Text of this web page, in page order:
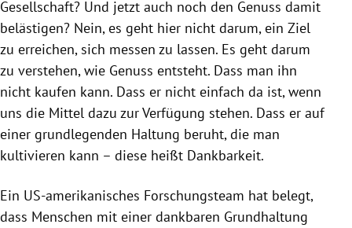
Gesellschaft? Und jetzt auch noch den Genuss damit
belästigen? Nein, es geht hier nicht darum, ein Ziel
zu erreichen, sich messen zu lassen. Es geht darum
zu verstehen, wie Genuss entsteht. Dass man ihn
nicht kaufen kann. Dass er nicht einfach da ist, wenn
uns die Mittel dazu zur Verfügung stehen. Dass er auf
einer grundlegenden Haltung beruht, die man
kultivieren kann – diese heißt Dankbarkeit.
Ein US-amerikanisches Forschungsteam hat belegt,
dass Menschen mit einer dankbaren Grundhaltung